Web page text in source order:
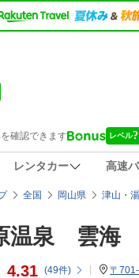
レンタカー 高速
全国 岡山県 津山・
温泉 雲海
4.31 (49件) 〒